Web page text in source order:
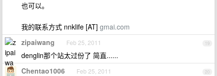
也可以。
我的联系方式 nnklife [AT] gmai.com
19
zipaiwang Feb 25, 2011
denglin那个站太过份了 简直......
20
Chentao1006 Feb 25, 2011